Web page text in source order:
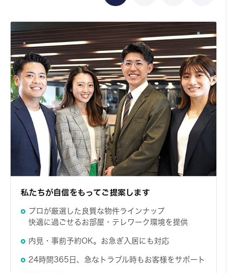
私たちが自信をもってご提案します
プロが厳選した良質な物件ラインナップ
快適に過ごせるお部屋・テレワーク環境を提供
内見・事前予約OK。お急ぎ入居にも対応
24時間365日、急なトラブル時もお客様をサポート